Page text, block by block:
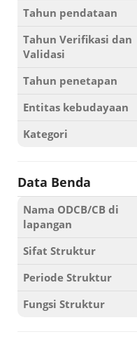
Tahun pendataan
Tahun Verifikasi dan
Validasi
Tahun penetapan
Entitas kebudayaan
Kategori
Data Benda
Nama ODCB/CB di
lapangan
Sifat Struktur
Periode Struktur
Fungsi Struktur